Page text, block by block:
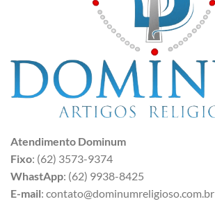
Atendimento Dominum
Fixo: (62) 3573-9374
WhastApp: (62) 9938-8425
E-mail: contato@dominumreligioso.com.br